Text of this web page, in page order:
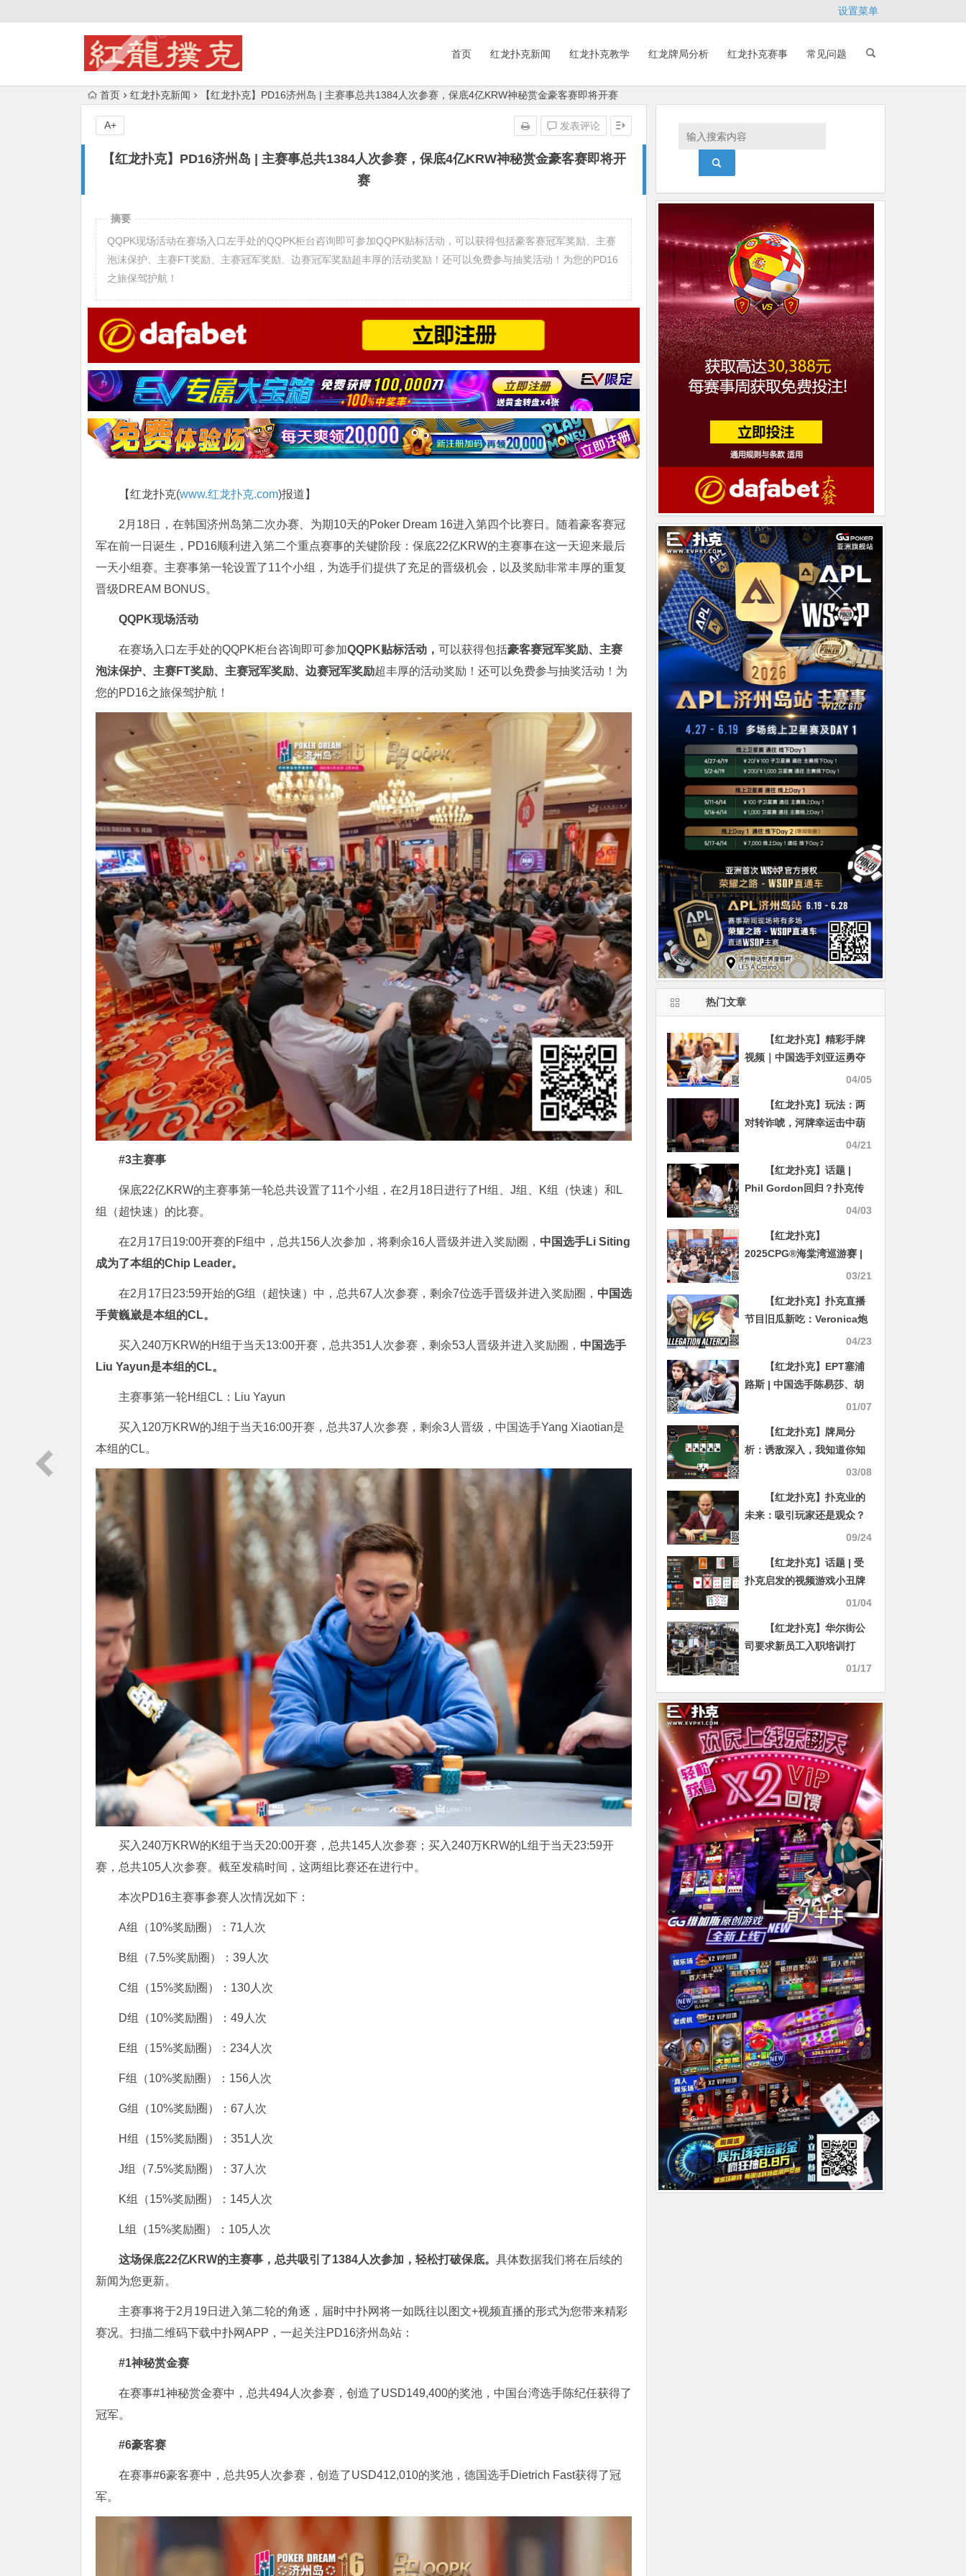
设置菜单
首页 红龙扑克新闻 红龙扑克教学 红龙牌局分析 红龙扑克赛事 常见问题
首页 红龙扑克新闻 【红龙扑克】PD16济州岛 | 主赛事总共1384人次参赛，保底4亿KRW神秘赏金豪客赛即将开赛
【红龙扑克】PD16济州岛 | 主赛事总共1384人次参赛，保底4亿KRW神秘赏金豪客赛即将开
赛
发表评论
A+
摘要
QQPK现场活动在赛场入口左手处的QQPK柜台咨询即可参加QQPK贴标活动，可以获得包括豪客赛冠军奖励、主赛
泡沫保护、主赛FT奖励、主赛冠军奖励、边赛冠军奖励超丰厚的活动奖励！还可以免费参与抽奖活动！为您的PD16
之旅保驾护航！
【红龙扑克(www.红龙扑克.com)报道】
2月18日，在韩国济州岛第二次办赛、为期10天的Poker Dream 16进入第四个比赛日。随着豪客赛冠
军在前一日诞生，PD16顺利进入第二个重点赛事的关键阶段：保底22亿KRW的主赛事在这一天迎来最后
一天小组赛。主赛事第一轮设置了11个小组，为选手们提供了充足的晋级机会，以及奖励非常丰厚的重复
晋级DREAM BONUS。
QQPK现场活动
在赛场入口左手处的QQPK柜台咨询即可参加QQPK贴标活动， 可以获得包括豪客赛冠军奖励、主赛
泡沫保护、主赛FT奖励、主赛冠军奖励、边赛冠军奖励超丰厚的活动奖励！还可以免费参与抽奖活动！为
您的PD16之旅保驾护航！
#3主赛事
保底22亿KRW的主赛事第一轮总共设置了11个小组，在2月18日进行了H组、J组、K组（快速）和L
组（超快速）的比赛。
在2月17日19:00开赛的F组中，总共156人次参加，将剩余16人晋级并进入奖励圈， 中国选手Li Siting
成为了本组的Chip Leader。
在2月17日23:59开始的G组（超快速）中，总共67人次参赛，剩余7位选手晋级并进入奖励圈， 中国选
手黄巍崴是本组的CL。
买入240万KRW的H组于当天13:00开赛，总共351人次参赛，剩余53人晋级并进入奖励圈， 中国选手
Liu Yayun是本组的CL。
主赛事第一轮H组CL：Liu Yayun
买入120万KRW的J组于当天16:00开赛，总共37人次参赛，剩余3人晋级，中国选手Yang Xiaotian是
本组的CL。
买入240万KRW的K组于当天20:00开赛，总共145人次参赛；买入240万KRW的L组于当天23:59开
赛，总共105人次参赛。截至发稿时间，这两组比赛还在进行中。
本次PD16主赛事参赛人次情况如下：
A组（10%奖励圈）：71人次
B组（7.5%奖励圈）：39人次
C组（15%奖励圈）：130人次
D组（10%奖励圈）：49人次
E组（15%奖励圈）：234人次
F组（10%奖励圈）：156人次
G组（10%奖励圈）：67人次
H组（15%奖励圈）：351人次
J组（7.5%奖励圈）：37人次
K组（15%奖励圈）：145人次
L组（15%奖励圈）：105人次
这场保底22亿KRW的主赛事，总共吸引了1384人次参加，轻松打破保底。 具体数据我们将在后续的
新闻为您更新。
主赛事将于2月19日进入第二轮的角逐，届时中扑网将一如既往以图文+视频直播的形式为您带来精彩
赛况。扫描二维码下载中扑网APP，一起关注PD16济州岛站：
#1神秘赏金赛
在赛事#1神秘赏金赛中，总共494人次参赛，创造了USD149,400的奖池，中国台湾选手陈纪任获得了
冠军。
#6豪客赛
在赛事#6豪客赛中，总共95人次参赛，创造了USD412,010的奖池，德国选手Dietrich Fast获得了冠
军。
热门文章
【红龙扑克】精彩手牌
视频｜中国选手刘亚运勇夺
WSOP金戒指百万豪客赛冠
04/05
【红龙扑克】玩法：两
对转诈唬，河牌幸运击中葫
04/21
【红龙扑克】话题 |
Phil Gordon回归？扑克传
04/03
【红龙扑克】
2025CPG®海棠湾巡游赛 |
主赛共1845人次参赛604人
主赛亚军丁亚云领跑第一轮
C组
03/21
【红龙扑克】扑克直播
节目旧瓜新吃：Veronica炮
04/23
【红龙扑克】EPT塞浦
路斯 | 中国选手陈易莎、胡
哲文晋级Day4，魏国梁筹码
01/07
【红龙扑克】牌局分
析：诱敌深入，我知道你知
03/08
【红龙扑克】扑克业的
未来：吸引玩家还是观众？
Sam Greenwood引发行业
09/24
【红龙扑克】话题 | 受
扑克启发的视频游戏小丑牌
《Balatro》在金摇杆奖上大
01/04
【红龙扑克】华尔街公
司要求新员工入职培训打
01/17